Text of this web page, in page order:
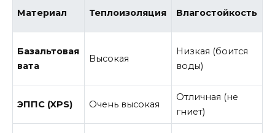
Материал Теплоизоляция Влагостойкость
Базальтовая
вата
Высокая
Низкая (боится
воды)
ЭППС (XPS) Очень высокая
Отличная (не
гниет)